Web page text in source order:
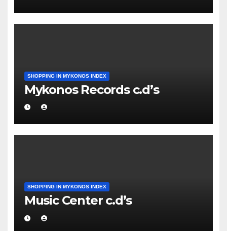
SHOPPING IN MYKONOS INDEX
Mykonos Records c.d’s
SHOPPING IN MYKONOS INDEX
Music Center c.d’s